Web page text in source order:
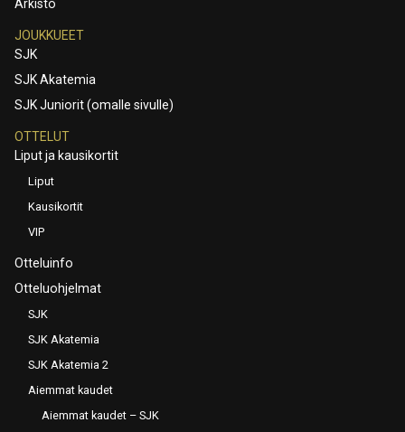
Arkisto
JOUKKUEET
SJK
SJK Akatemia
SJK Juniorit (omalle sivulle)
OTTELUT
Liput ja kausikortit
Liput
Kausikortit
VIP
Otteluinfo
Otteluohjelmat
SJK
SJK Akatemia
SJK Akatemia 2
Aiemmat kaudet
Aiemmat kaudet – SJK